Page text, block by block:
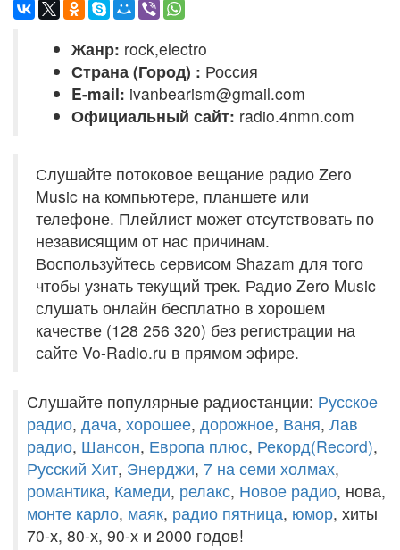
Жанр: rock,electro
Страна (Город) : Россия
E-mail: ivanbearism@gmail.com
Официальный сайт: radio.4nmn.com
Слушайте потоковое вещание радио Zero
Music на компьютере, планшете или
телефоне. Плейлист может отсутствовать по
независящим от нас причинам.
Воспользуйтесь сервисом Shazam для того
чтобы узнать текущий трек. Радио Zero Music
слушать онлайн бесплатно в хорошем
качестве (128 256 320) без регистрации на
сайте Vo-Radio.ru в прямом эфире.
Слушайте популярные радиостанции: Русское
радио, дача, хорошее, дорожное, Ваня, Лав
радио, Шансон, Европа плюс, Рекорд(Record),
Русский Хит, Энерджи, 7 на семи холмах,
романтика, Камеди, релакс, Новое радио, нова,
монте карло, маяк, радио пятница, юмор, хиты
70-х, 80-х, 90-х и 2000 годов!